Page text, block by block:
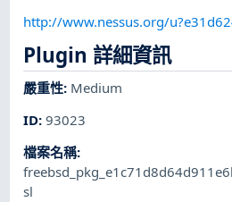
http://www.nessus.org/
Plugin 詳細資訊
嚴重性: Medium
ID:93023
檔案名稱:
sl